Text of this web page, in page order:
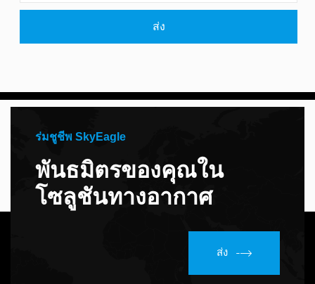
ส่ง
ร่มชูชีพ SkyEagle
พันธมิตรของคุณใน
โซลูชันทางอากาศ
ส่ง